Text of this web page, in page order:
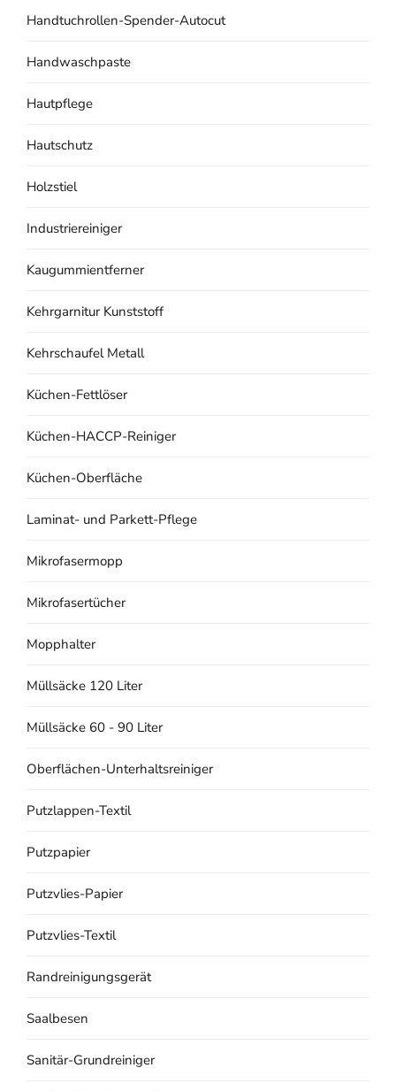
Handtuchrollen-Spender-Autocut
Handwaschpaste
Hautpflege
Hautschutz
Holzstiel
Industriereiniger
Kaugummientferner
Kehrgarnitur Kunststoff
Kehrschaufel Metall
Küchen-Fettlöser
Küchen-HACCP-Reiniger
Küchen-Oberfläche
Laminat- und Parkett-Pflege
Mikrofasermopp
Mikrofasertücher
Mopphalter
Müllsäcke 120 Liter
Müllsäcke 60 - 90 Liter
Oberflächen-Unterhaltsreiniger
Putzlappen-Textil
Putzpapier
Putzvlies-Papier
Putzvlies-Textil
Randreinigungsgerät
Saalbesen
Sanitär-Grundreiniger